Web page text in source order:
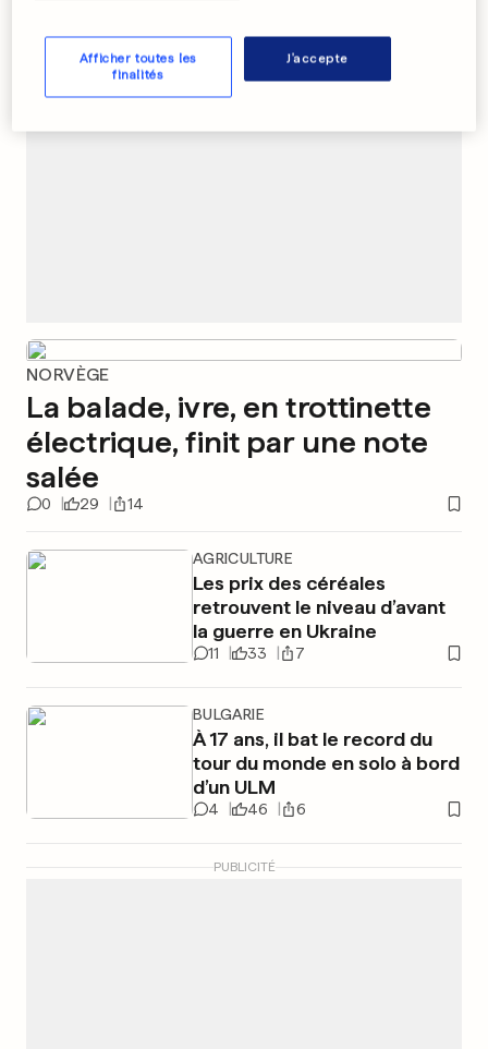
PUBLICITÉ
NORVÈGE
La balade, ivre, en trottinette
électrique, finit par une note
salée
0 29 14
AGRICULTURE
Les prix des céréales
retrouvent le niveau d’avant
la guerre en Ukraine
11 33 7
BULGARIE
À 17 ans, il bat le record du
tour du monde en solo à bord
d’un ULM
4 46 6
PUBLICITÉ
Afficher toutes les
finalités
J'accepte